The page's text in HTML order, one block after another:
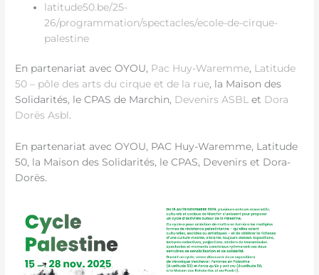
latitude50.be/25-
26/programmation/spectacles/ecole-de-cirque-
palestine
En partenariat avec OYOU, Pac Huy-Waremme, Latitude
50 – pôle des arts du cirque et de la rue, la Maison des
Solidarités, le CPAS de Marchin, Devenirs ASBL et Dora
Dorës Asbl.
En partenariat avec OYOU, PAC Huy-Waremme, Latitude
50, la Maison des Solidarités, le CPAS, Devenirs et Dora-
Dorës.